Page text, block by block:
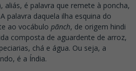
aliás, é palavra que remete à poncha,
palavra daquela ilha esquina do
ao vocábulo pãnch, de origem hindi
composta de aguardente de arroz,
chá e água. Ou seja, a
é a Índia.